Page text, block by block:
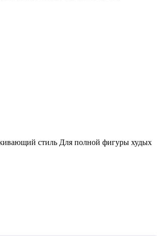
стиль Для полной фигуры худых